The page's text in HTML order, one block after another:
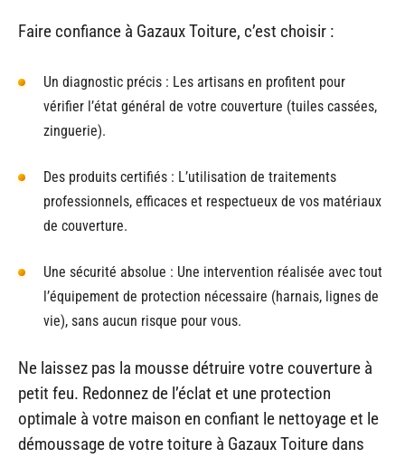
Faire confiance à Gazaux Toiture, c’est choisir :
Un diagnostic précis : Les artisans en profitent pour
vérifier l’état général de votre couverture (tuiles cassées,
zinguerie).
Des produits certifiés : L’utilisation de traitements
professionnels, efficaces et respectueux de vos matériaux
de couverture.
Une sécurité absolue : Une intervention réalisée avec tout
l’équipement de protection nécessaire (harnais, lignes de
vie), sans aucun risque pour vous.
Ne laissez pas la mousse détruire votre couverture à
petit feu. Redonnez de l’éclat et une protection
optimale à votre maison en confiant le nettoyage et le
démoussage de votre toiture à Gazaux Toiture dans